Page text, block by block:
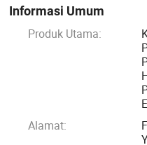
2025" dan memenuhi
efisien.
Informasi Umum
Produk Utama:
Alamat: